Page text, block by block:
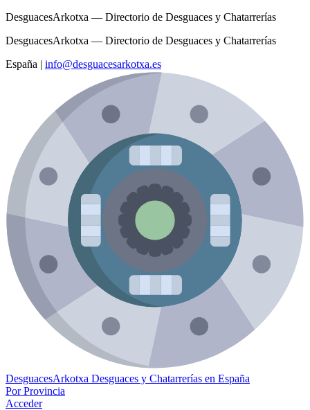
DesguacesArkotxa — Directorio de Desguaces y Chatarrerías
DesguacesArkotxa — Directorio de Desguaces y Chatarrerías
España | info@desguacesarkotxa.es
DesguacesArkotxa Desguaces y Chatarrerías en España
Por Provincia
Acceder